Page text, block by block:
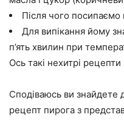
Після чого посипаємо
Для випікання йому
п’ять хвилин при
Ось такі нехитрі
Сподіваюсь ви
рецепт пирога з